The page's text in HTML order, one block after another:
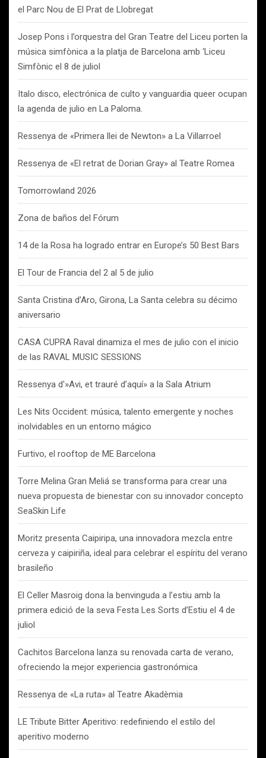
el Parc Nou de El Prat de Llobregat
Josep Pons i l’orquestra del Gran Teatre del Liceu porten la
música simfònica a la platja de Barcelona amb ‘Liceu
Simfònic el 8 de juliol
Italo disco, electrónica de culto y vanguardia queer ocupan
la agenda de julio en La Paloma.
Ressenya de «Primera llei de Newton» a La Villarroel
Ressenya de «El retrat de Dorian Gray» al Teatre Romea
Tomorrowland 2026
Zona de baños del Fórum
14 de la Rosa ha logrado entrar en Europe’s 50 Best Bars
El Tour de Francia del 2 al 5 de julio
Santa Cristina d’Aro, Girona, La Santa celebra su décimo
aniversario
CASA CUPRA Raval dinamiza el mes de julio con el inicio
de las RAVAL MUSIC SESSIONS
Ressenya d'»Avi, et trauré d’aquí» a la Sala Atrium
Les Nits Occident: música, talento emergente y noches
inolvidables en un entorno mágico
Furtivo, el rooftop de ME Barcelona
Torre Melina Gran Meliá se transforma para crear una
nueva propuesta de bienestar con su innovador concepto
SeaSkin Life
Moritz presenta Caipiripa, una innovadora mezcla entre
cerveza y caipiriña, ideal para celebrar el espíritu del verano
brasileño
El Celler Masroig dona la benvinguda a l’estiu amb la
primera edició de la seva Festa Les Sorts d’Estiu el 4 de
juliol
Cachitos Barcelona lanza su renovada carta de verano,
ofreciendo la mejor experiencia gastronómica
Ressenya de «La ruta» al Teatre Akadèmia
LE Tribute Bitter Aperitivo: redefiniendo el estilo del
aperitivo moderno